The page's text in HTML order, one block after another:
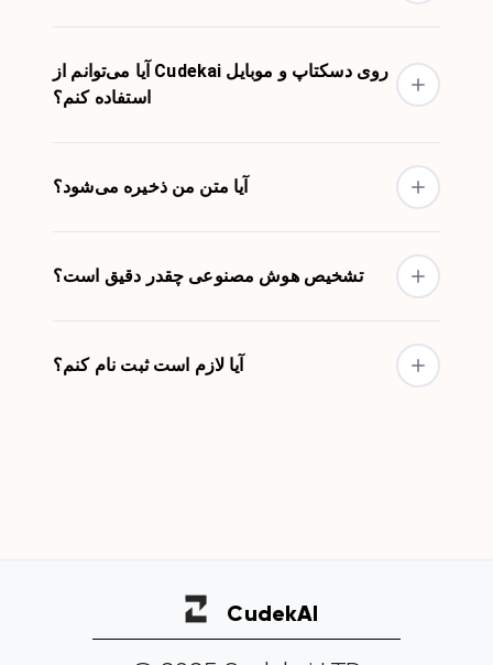
آیا می‌توانم از Cudekai روی دسکتاپ و موبایل
استفاده کنم؟
آیا متن من ذخیره می‌شود؟
تشخیص هوش مصنوعی چقدر دقیق است؟
آیا لازم است ثبت نام کنم؟
CudekAI